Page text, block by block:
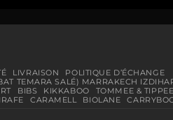
LIVRAISON
POLITIQUE D’ÉCHANGE
TEMARA SALÉ) MARRAKECH
BIBS KIKKABOO TOMMEE & TIPPEE
CARAMELL BIOLANE